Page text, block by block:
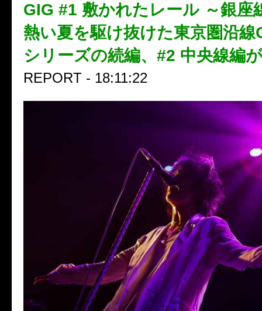
GIG #1 敷かれたレール ～銀
熱い夏を駆け抜けた東京圏沿線
シリーズの続編、#2 中央線編
REPORT - 18:11:22